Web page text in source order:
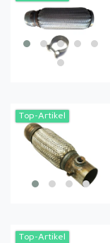
Top-Artikel
Top-Artikel